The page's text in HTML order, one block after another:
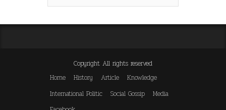
Copyright All rights reserved
Home
History Article
Knowledge
International Politic
Social Gossip
Media